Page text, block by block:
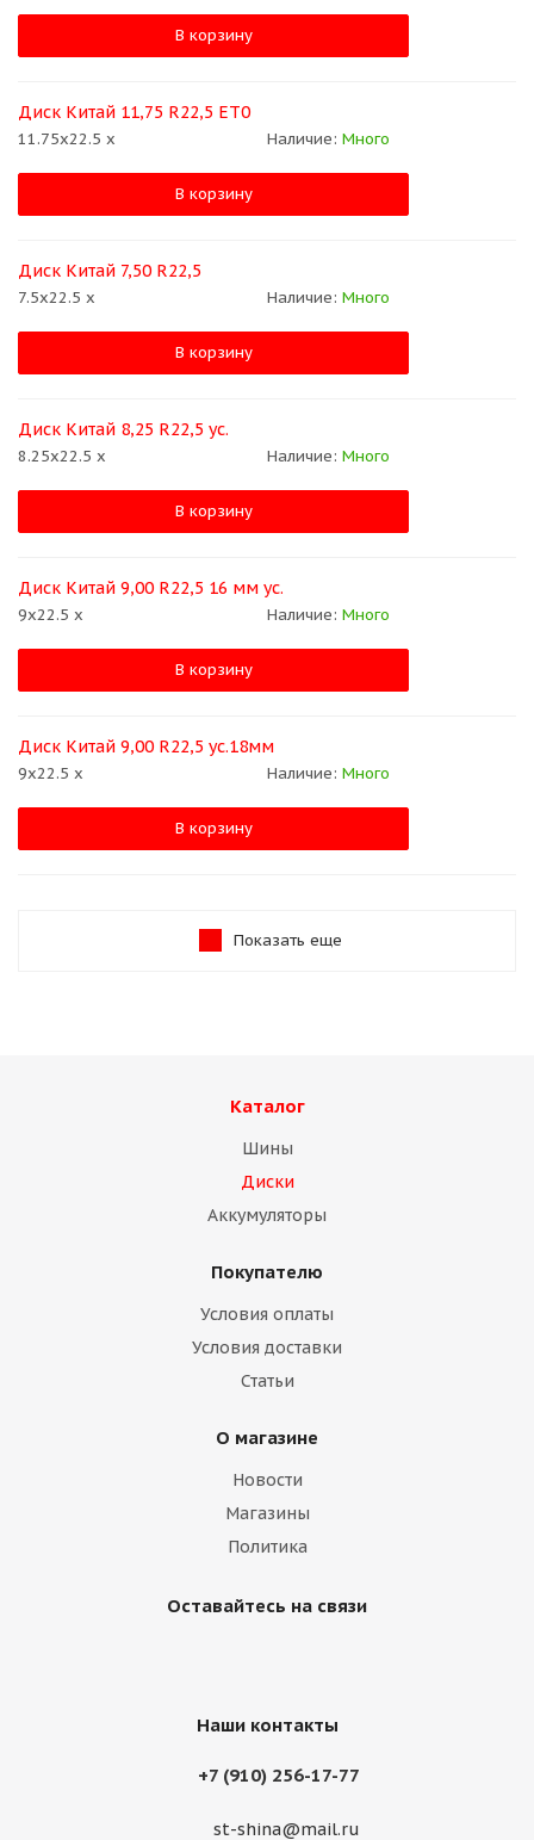
В корзину
Диск Китай 11,75 R22,5 ЕТ0
11.75x22.5 x Наличие: Много
В корзину
Диск Китай 7,50 R22,5
7.5x22.5 x Наличие: Много
В корзину
Диск Китай 8,25 R22,5 ус.
8.25x22.5 x Наличие: Много
В корзину
Диск Китай 9,00 R22,5 16 мм ус.
9x22.5 x Наличие: Много
В корзину
Диск Китай 9,00 R22,5 ус.18мм
9x22.5 x Наличие: Много
В корзину
Показать еще
Каталог
Шины
Диски
Аккумуляторы
Покупателю
Условия оплаты
Условия доставки
Статьи
О магазине
Новости
Магазины
Политика
Оставайтесь на связи
Наши контакты
+7 (910) 256-17-77
st-shina@mail.ru